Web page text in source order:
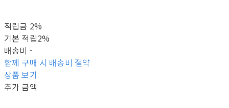
적립금 2%
기본 적립2%
배송비 -
함께 구매 시 배송비 절약
상품 보기
추가 금액